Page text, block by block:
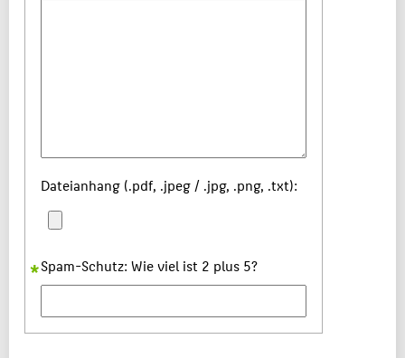
Dateianhang (.pdf, .jpeg / .jpg, .png, .txt):
Spam-Schutz: Wie viel ist 2 plus 5?